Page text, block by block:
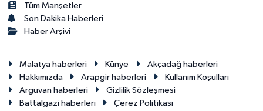
Tüm Manşetler
Son Dakika Haberleri
Haber Arşivi
Malatya haberleri Künye
Akçadağ haberleri
Hakkımızda
Arapgir haberleri
Kullanım Koşulları
Arguvan haberleri
Gizlilik Sözleşmesi
Battalgazi haberleri
Çerez Politikası